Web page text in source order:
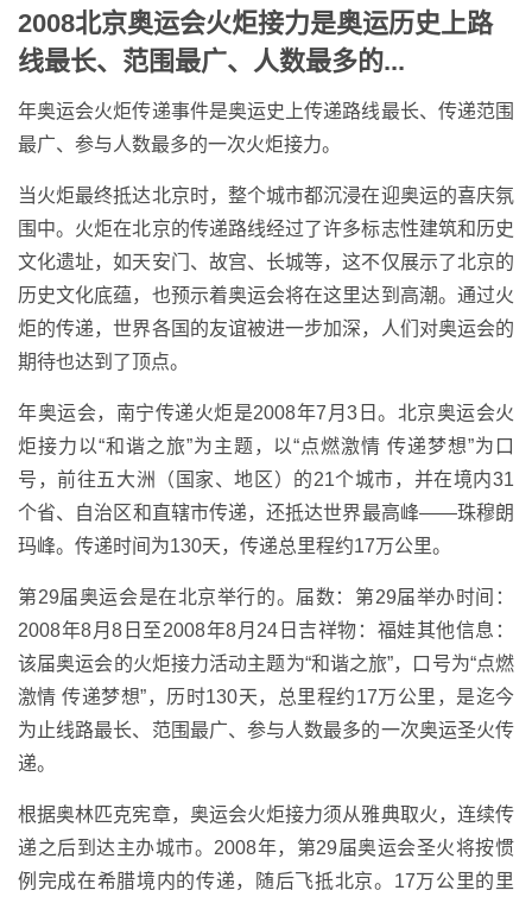
2008北京奥运会火炬接力是奥运历史上路
线最长、范围最广、人数最多的...
年奥运会火炬传递事件是奥运史上传递路线最长、传递范围
最广、参与人数最多的一次火炬接力。
当火炬最终抵达北京时，整个城市都沉浸在迎奥运的喜庆氛
围中。火炬在北京的传递路线经过了许多标志性建筑和历史
文化遗址，如天安门、故宫、长城等，这不仅展示了北京的
历史文化底蕴，也预示着奥运会将在这里达到高潮。通过火
炬的传递，世界各国的友谊被进一步加深，人们对奥运会的
期待也达到了顶点。
年奥运会，南宁传递火炬是2008年7月3日。北京奥运会火
炬接力以“和谐之旅”为主题，以“点燃激情 传递梦想”为口
号，前往五大洲（国家、地区）的21个城市，并在境内31
个省、自治区和直辖市传递，还抵达世界最高峰――珠穆朗
玛峰。传递时间为130天，传递总里程约17万公里。
第29届奥运会是在北京举行的。届数：第29届举办时间：
2008年8月8日至2008年8月24日吉祥物：福娃其他信息：
该届奥运会的火炬接力活动主题为“和谐之旅”，口号为“点燃
激情 传递梦想”，历时130天，总里程约17万公里，是迄今
为止线路最长、范围最广、参与人数最多的一次奥运圣火传
递。
根据奥林匹克宪章，奥运会火炬接力须从雅典取火，连续传
递之后到达主办城市。2008年，第29届奥运会圣火将按惯
例完成在希腊境内的传递，随后飞抵北京。17万公里的里